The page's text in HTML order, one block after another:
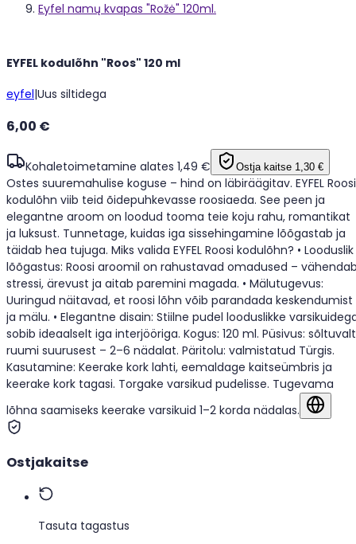
Eyfel namų kvapas "Rožė" 120ml.
EYFEL kodulõhn "Roos" 120 ml
eyfel|Uus siltidega
Ostes suuremahulise koguse – hind on läbiräägitav. EYFEL Roosi
kodulõhn viib teid õidepuhkevasse roosiaeda. See peen ja
elegantne aroom on loodud tooma teie koju rahu, romantikat
ja luksust. Tunnetage, kuidas iga sissehingamine lõõgastab ja
täidab hea tujuga. Miks valida EYFEL Roosi kodulõhn? • Looduslik
lõõgastus: Roosi aroomil on rahustavad omadused –
stressi, ärevust ja aitab paremini magada. • Mälutugevus:
Uuringud näitavad, et roosi lõhn võib parandada keskendumist
ja mälu. • Elegantne disain: Stiilne pudel looduslikke
sobib ideaalselt iga interjööriga. Kogus: 120 ml. Püsivus: sõltuvalt
ruumi suurusest – 2–6 nädalat. Päritolu: valmistatud Türgis.
Kasutamine: Keerake kork lahti, eemaldage kaitseümbris ja
keerake kork tagasi. Torgake varsikud pudelisse. Tugevama
lõhna saamiseks keerake varsikuid 1–2 korda nädalas.
6,00 €
Kohaletoimetamine alates 1,49 € Ostja kaitse 1,30 €
Ostjakaitse
Tasuta tagastus